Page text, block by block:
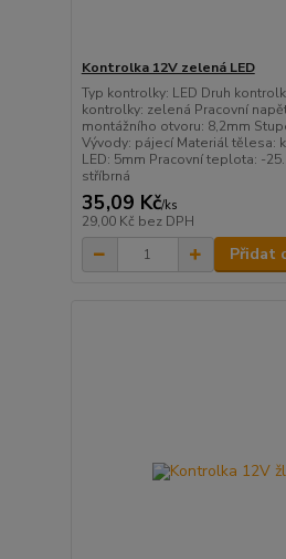
Kontrolka 12V zelená LED
Typ kontrolky: LED Druh
kontrolky: zelená Pracovní
montážního otvoru: 8,2mm
Vývody: pájecí Materiál tělesa:
LED: 5mm Pracovní teplota: -
stříbrná
35,09 Kč/ks
29,00 Kč bez DPH
Přidat